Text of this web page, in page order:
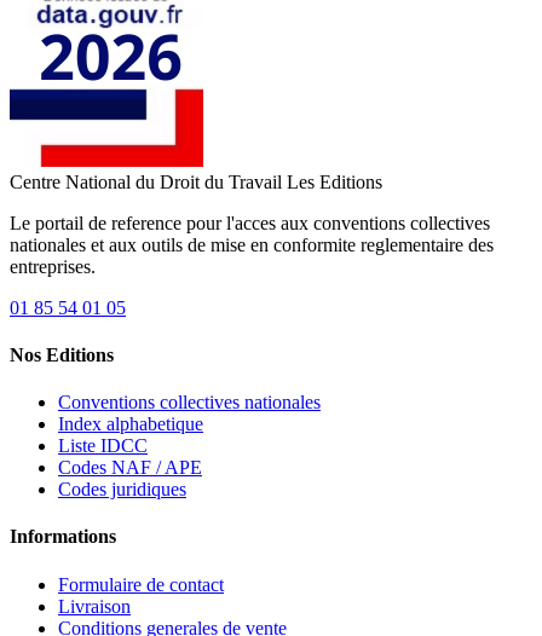
Centre National du Droit du Travail Les Editions
Le portail de reference pour l'acces aux conventions collectives
nationales et aux outils de mise en conformite reglementaire des
entreprises.
01 85 54 01 05
Nos Editions
Conventions collectives nationales
Index alphabetique
Liste IDCC
Codes NAF / APE
Codes juridiques
Informations
Formulaire de contact
Livraison
Conditions generales de vente